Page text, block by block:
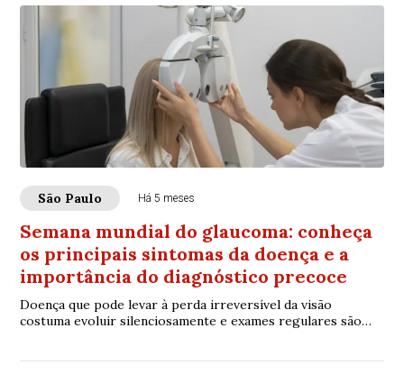
São Paulo Há 5 meses
Semana mundial do glaucoma: conheça
os principais sintomas da doença e a
importância do diagnóstico precoce
Doença que pode levar à perda irreversível da visão
costuma evoluir silenciosamente e exames regulares são